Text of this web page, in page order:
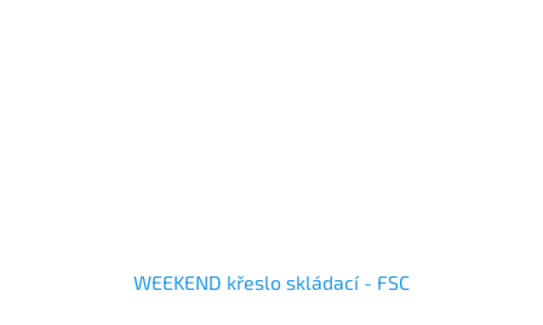
WEEKEND křeslo skládací - FSC